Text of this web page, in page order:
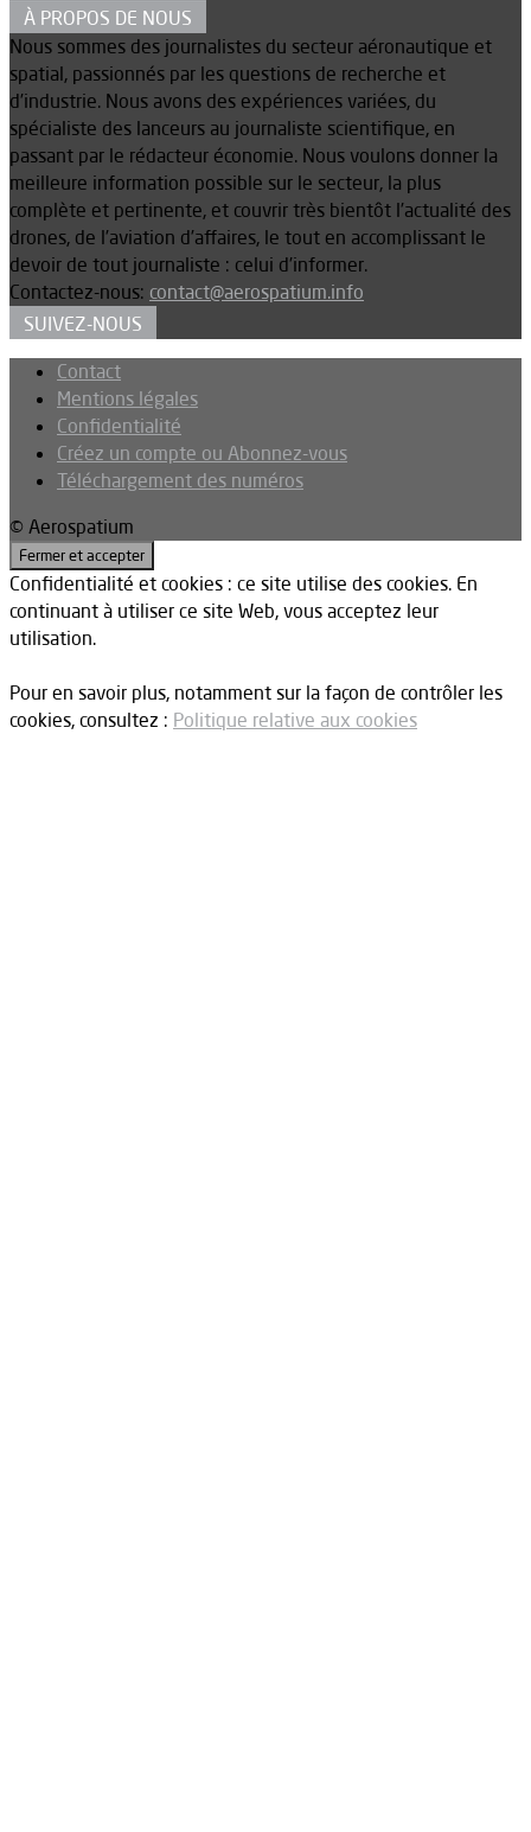
À PROPOS DE NOUS
Nous sommes des journalistes du secteur aéronautique et
spatial, passionnés par les questions de recherche et
d’industrie. Nous avons des expériences variées, du
spécialiste des lanceurs au journaliste scientifique, en
passant par le rédacteur économie. Nous voulons donner la
meilleure information possible sur le secteur, la plus
complète et pertinente, et couvrir très bientôt l’actualité des
drones, de l’aviation d’affaires, le tout en accomplissant le
devoir de tout journaliste : celui d’informer.
Contactez-nous: contact@aerospatium.info
SUIVEZ-NOUS
Contact
Mentions légales
Confidentialité
Créez un compte ou Abonnez-vous
Téléchargement des numéros
© Aerospatium
Confidentialité et cookies : ce site utilise des cookies. En
continuant à utiliser ce site Web, vous acceptez leur
utilisation.
Pour en savoir plus, notamment sur la façon de contrôler les
cookies, consultez : Politique relative aux cookies